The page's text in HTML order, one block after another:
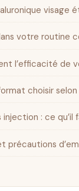
visage
votre routine
l’efficacité de
choisir
: ce qu’il
précautions